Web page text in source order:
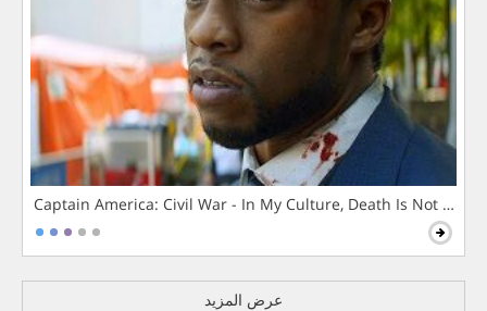
Captain America: Civil War - In My Culture, Death Is Not The
عرض المزيد